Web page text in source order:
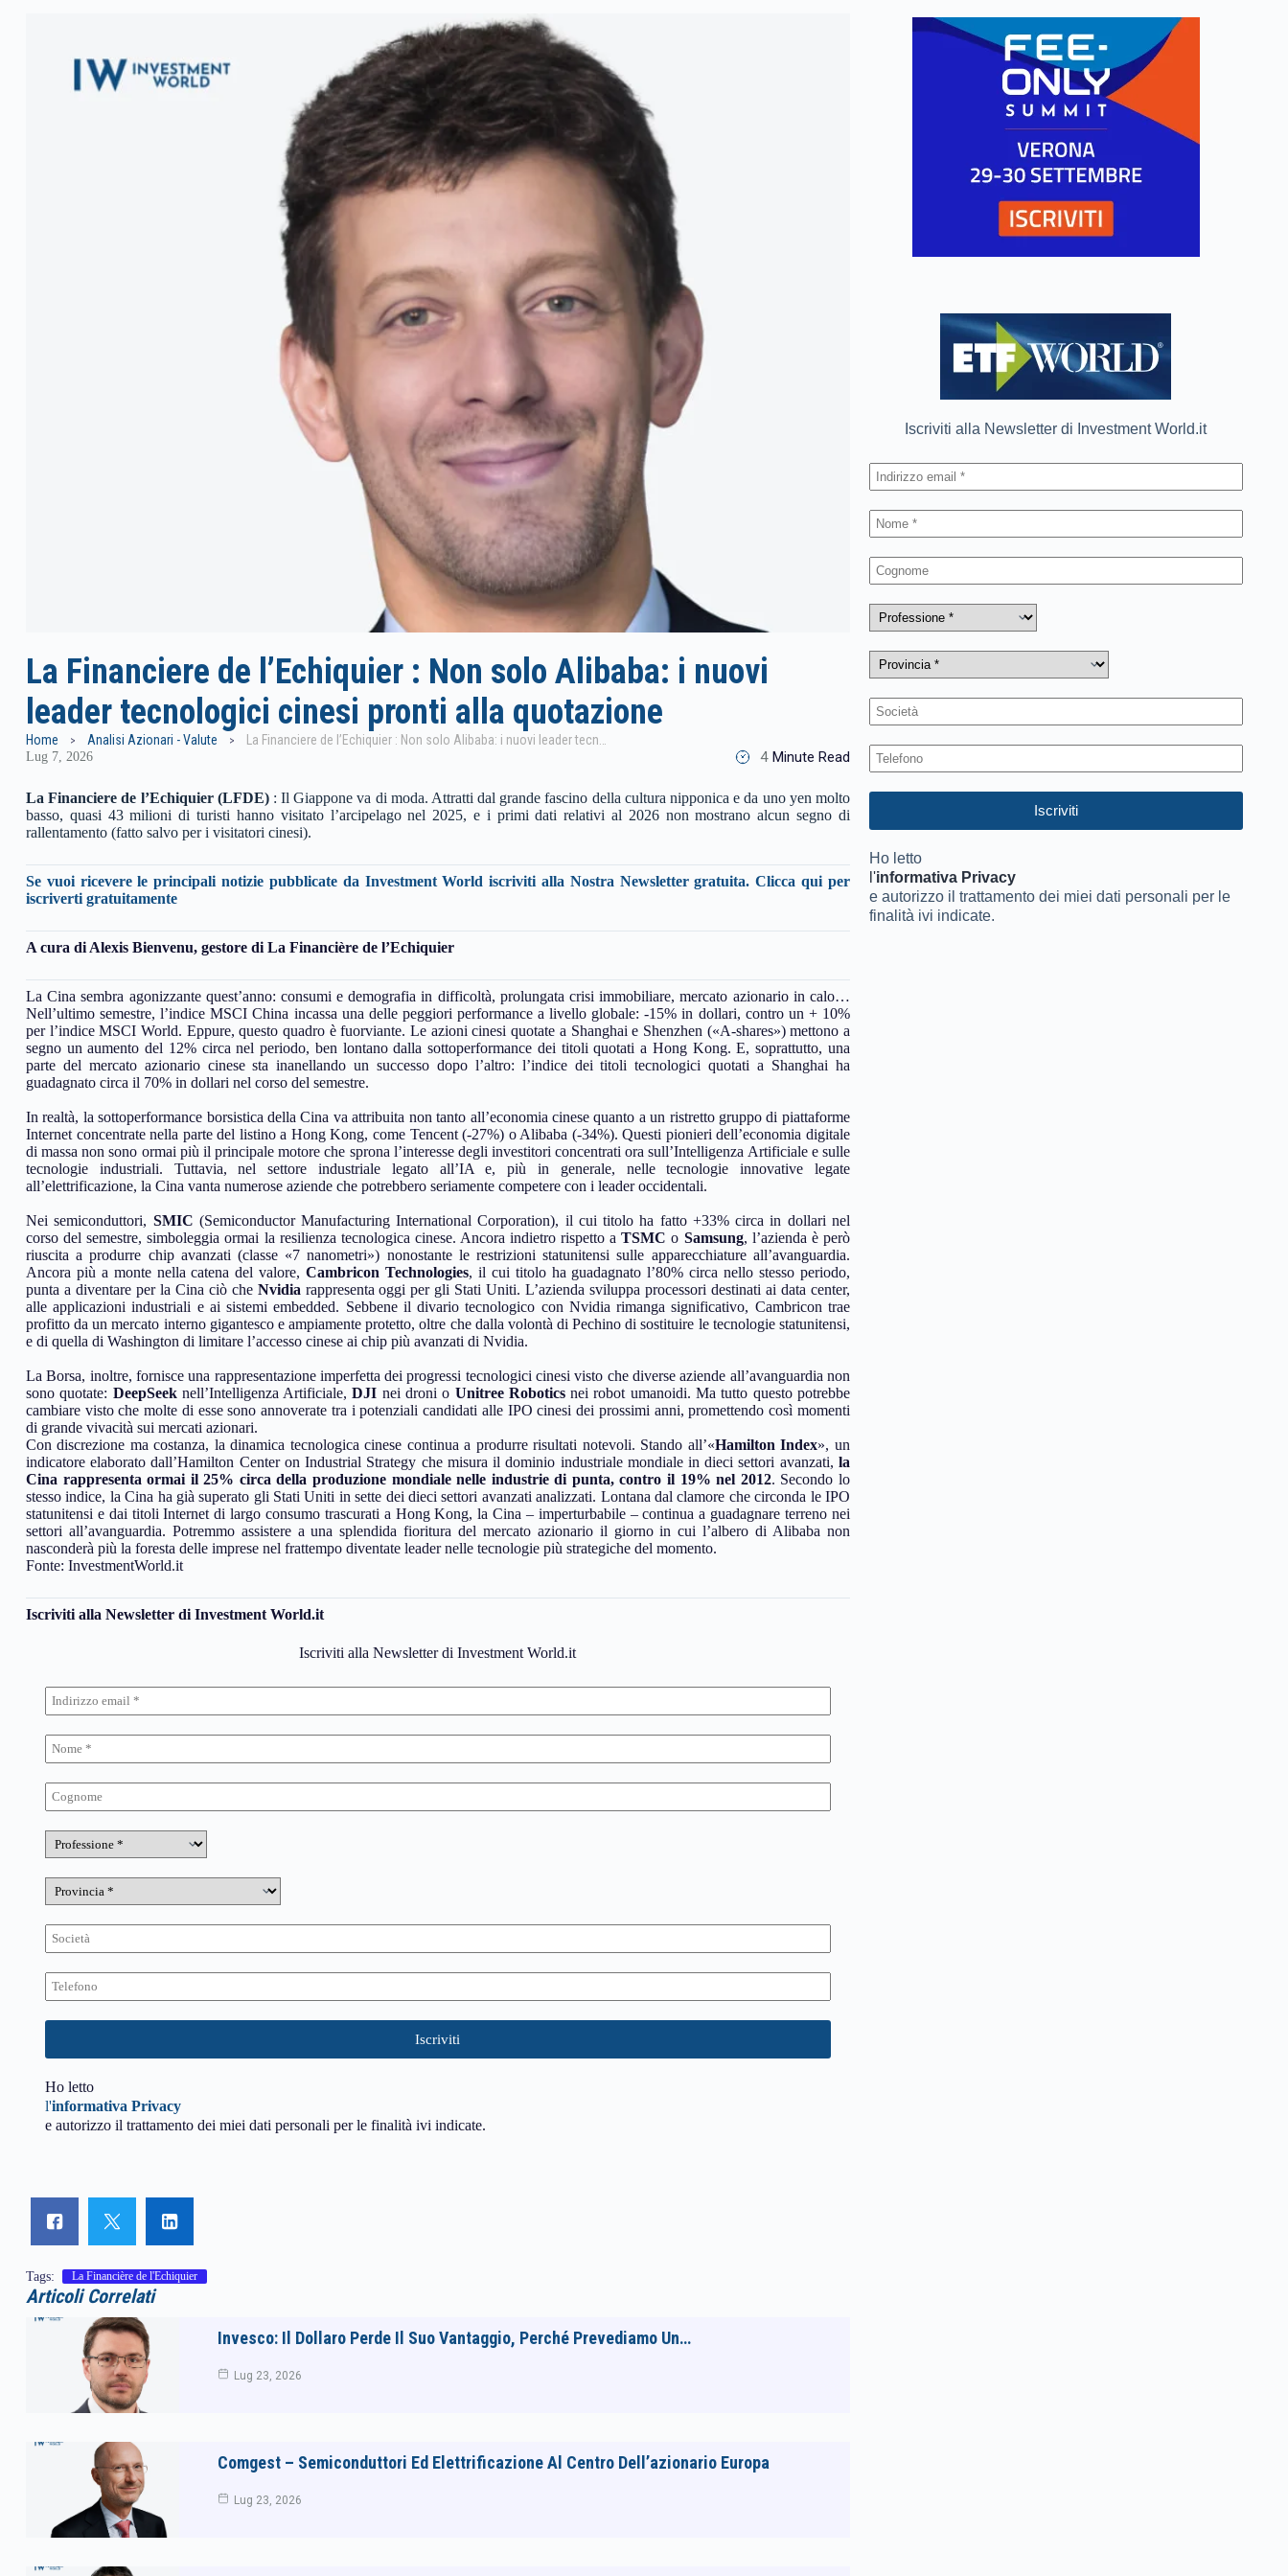
La Financiere de l’Echiquier : Non solo Alibaba: i nuovi
leader tecnologici cinesi pronti alla quotazione
Home Analisi Azionari - Valute
Lug 7, 2026 4 Minute Read
La Financiere de l’Echiquier (LFDE): Il Giappone va di moda. Attratti dal grande fascino della cultura nipponica e da uno yen molto
basso, quasi 43 milioni di turisti hanno visitato l’arcipelago nel 2025, e i primi dati relativi al 2026 non mostrano alcun segno di
rallentamento (fatto salvo per i visitatori cinesi).
Se vuoi ricevere le principali notizie pubblicate da Investment World iscriviti alla Nostra Newsletter gratuita.Clicca qui per
iscriverti gratuitamente
A cura di Alexis Bienvenu, gestore di La Financière de l’Echiquier
La Cina sembra agonizzante quest’anno: consumi e demografia in difficoltà, prolungata crisi immobiliare, mercato azionario in calo…
Nell’ultimo semestre, l’indice MSCI China incassa una delle peggiori performance a livello globale: -15% in dollari, contro un + 10%
per l’indice MSCI World. Eppure, questo quadro è fuorviante. Le azioni cinesi quotate a Shanghai e Shenzhen («A-shares») mettono a
segno un aumento del 12% circa nel periodo, ben lontano dalla sottoperformance dei titoli quotati a Hong Kong. E, soprattutto, una
parte del mercato azionario cinese sta inanellando un successo dopo l’altro: l’indice dei titoli tecnologici quotati a Shanghai ha
guadagnato circa il 70% in dollari nel corso del semestre.
In realtà, la sottoperformance borsistica della Cina va attribuita non tanto all’economia cinese quanto a un ristretto gruppo di piattaforme
Internet concentrate nella parte del listino a Hong Kong, come Tencent (-27%) o Alibaba (-34%). Questi pionieri dell’economia digitale
di massa non sono ormai più il principale motore che sprona l’interesse degli investitori concentrati ora sull’Intelligenza Artificiale e sulle
tecnologie industriali. Tuttavia, nel settore industriale legato all’IA e, più in generale, nelle tecnologie innovative legate
all’elettrificazione, la Cina vanta numerose aziende che potrebbero seriamente competere con i leader occidentali.
Nei semiconduttori, SMIC (Semiconductor Manufacturing International Corporation), il cui titolo ha fatto +33% circa in dollari nel
corso del semestre, simboleggia ormai la resilienza tecnologica cinese. Ancora indietro rispetto aTSMC o Samsung, l’azienda è però
riuscita a produrre chip avanzati (classe «7 nanometri») nonostante le restrizioni statunitensi sulle apparecchiature all’avanguardia.
Ancora più a monte nella catena del valore,Cambricon Technologies, il cui titolo ha guadagnato l’80% circa nello stesso periodo,
punta a diventare per la Cina ciò che Nvidia rappresenta oggi per gli Stati Uniti. L’azienda sviluppa processori destinati ai data center,
alle applicazioni industriali e ai sistemi embedded. Sebbene il divario tecnologico con Nvidia rimanga significativo, Cambricon trae
profitto da un mercato interno gigantesco e ampiamente protetto, oltre che dalla volontà di Pechino di sostituire le tecnologie statunitensi,
e di quella di Washington di limitare l’accesso cinese ai chip più avanzati di Nvidia.
La Borsa, inoltre, fornisce una rappresentazione imperfetta dei progressi tecnologici cinesi visto che diverse aziende all’avanguardia non
sono quotate: DeepSeek nell’Intelligenza Artificiale,DJI nei droni o Unitree Roboticsnei robot umanoidi. Ma tutto questo potrebbe
cambiare visto che molte di esse sono annoverate tra i potenziali candidati alle IPO cinesi dei prossimi anni, promettendo così momenti
di grande vivacità sui mercati azionari.
Con discrezione ma costanza, la dinamica tecnologica cinese continua a produrre risultati notevoli. Stando all’«Hamilton Index», un
indicatore elaborato dall’Hamilton Center on Industrial Strategy che misura il dominio industriale mondiale in dieci settori avanzati, la
Cina rappresenta ormai il 25% circa della produzione mondiale nelle industrie di punta, contro il 19% nel 2012. Secondo lo
stesso indice, la Cina ha già superato gli Stati Uniti in sette dei dieci settori avanzati analizzati. Lontana dal clamore che circonda le IPO
statunitensi e dai titoli Internet di largo consumo trascurati a Hong Kong, la Cina – imperturbabile – continua a guadagnare terreno nei
settori all’avanguardia. Potremmo assistere a una splendida fioritura del mercato azionario il giorno in cui l’albero di Alibaba non
nasconderà più la foresta delle imprese nel frattempo diventate leader nelle tecnologie più strategiche del momento.
Fonte: InvestmentWorld.it
Iscriviti alla Newsletter di Investment World.it
Iscriviti alla Newsletter di Investment World.it
Ho letto
l'informativa Privacy
e autorizzo il trattamento dei miei dati personali per le finalità ivi indicate.
Tags: La Financière de l'Echiquier
Articoli Correlati
Invesco: Il Dollaro Perde Il Suo Vantaggio, Perché Prevediamo Un…
Lug 23, 2026
Comgest – Semiconduttori Ed Elettrificazione Al Centro Dell’azionario Europa
Lug 23, 2026
Iscriviti alla Newsletter di Investment World.it
Ho letto
l'informativa Privacy
e autorizzo il trattamento dei miei dati personali per le
finalità ivi indicate.